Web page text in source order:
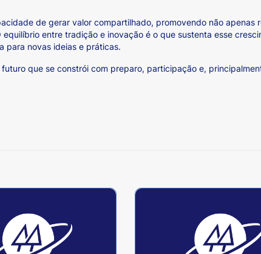
de gerar valor compartilhado, promovendo não apenas
entre tradição e inovação é o que sustenta esse
para novas ideias e práticas.
que se constrói com preparo, participação e,